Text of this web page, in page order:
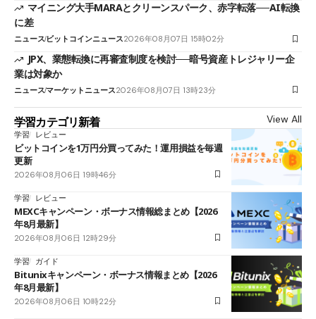
マイニング大手MARAとクリーンスパーク、赤字転落──AI転換
に差
ニュースビットコインニュース2026年08月07日 15時02分
JPX、業態転換に再審査制度を検討──暗号資産トレジャリー企
業は対象か
ニュースマーケットニュース2026年08月07日 13時23分
学習カテゴリ新着 View All
学習 レビュー
ビットコインを1万円分買ってみた！運用損益を毎週
更新
2026年08月06日 19時46分
学習 レビュー
MEXCキャンペーン・ボーナス情報総まとめ【2026
年8月最新】
2026年08月06日 12時29分
学習 ガイド
Bitunixキャンペーン・ボーナス情報まとめ【2026
年8月最新】
2026年08月06日 10時22分